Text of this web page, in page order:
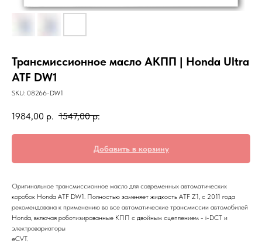
Трансмиссионное масло АКПП | Honda Ultra
ATF DW1
SKU: 08266-DW1
1984,00 р. 1547,00 р.
Добавить в корзину
Оригинальное трансмиссионное масло для современных автоматических
коробок Honda ATF DW1. Полностью заменяет жидкость ATF Z1, с 2011 года
рекомендована к применению во все автоматические трансмиссии автомобилей
Honda, включая роботизированные КПП с двойным сцеплением - i-DCT и
электровариаторы
eCVT.